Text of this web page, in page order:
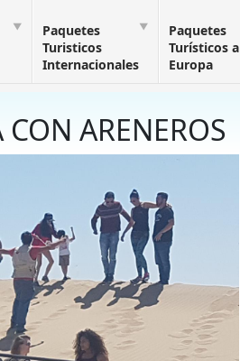
Paquetes
Turisticos
Internacionales
Paquetes
Turísticos a
Europa
ARENEROS